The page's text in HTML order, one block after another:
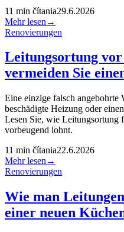
11 min čítania29.6.2026
Mehr lesen →
Renovierungen
Leitungsortung
vermeiden Sie
Eine einzige falsch angebohrte
beschädigte Heizung oder
Lesen Sie, wie Leitungsortung
vorbeugend lohnt.
11 min čítania22.6.2026
Mehr lesen →
Renovierungen
Wie man
einer neuen